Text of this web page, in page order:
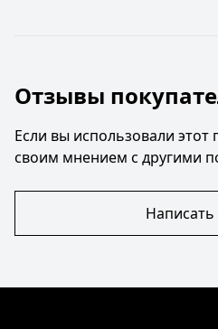
Отзывы
Если вы использовали этот
своим мнением с другими